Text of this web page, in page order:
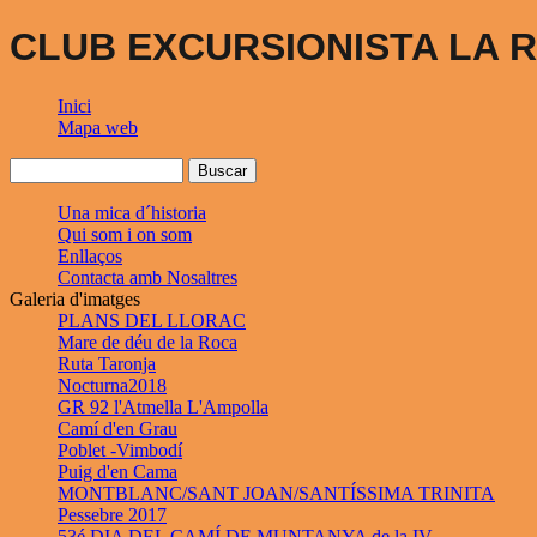
CLUB EXCURSIONISTA LA
Inici
Mapa web
Una mica d´historia
Qui som i on som
Enllaços
Contacta amb Nosaltres
Galeria d'imatges
PLANS DEL LLORAC
Mare de déu de la Roca
Ruta Taronja
Nocturna2018
GR 92 l'Atmella L'Ampolla
Camí d'en Grau
Poblet -Vimbodí
Puig d'en Cama
MONTBLANC/SANT JOAN/SANTÍSSIMA TRINITA
Pessebre 2017